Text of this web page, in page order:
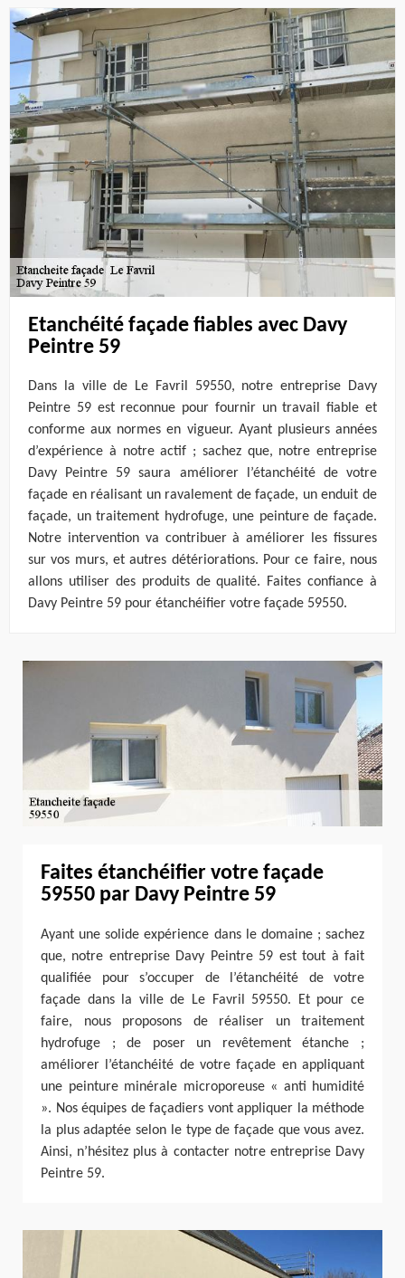
Etanchéité façade fiables avec Davy
Peintre 59
Dans la ville de Le Favril 59550, notre entreprise Davy
Peintre 59 est reconnue pour fournir un travail fiable et
conforme aux normes en vigueur. Ayant plusieurs années
d’expérience à notre actif ; sachez que, notre entreprise
Davy Peintre 59 saura améliorer l’étanchéité de votre
façade en réalisant un ravalement de façade, un enduit de
façade, un traitement hydrofuge, une peinture de façade.
Notre intervention va contribuer à améliorer les fissures
sur vos murs, et autres détériorations. Pour ce faire, nous
allons utiliser des produits de qualité. Faites confiance à
Davy Peintre 59 pour étanchéifier votre façade 59550.
Faites étanchéifier votre façade
59550 par Davy Peintre 59
Ayant une solide expérience dans le domaine ; sachez
que, notre entreprise Davy Peintre 59 est tout à fait
qualifiée pour s’occuper de l’étanchéité de votre
façade dans la ville de Le Favril 59550. Et pour ce
faire, nous proposons de réaliser un traitement
hydrofuge ; de poser un revêtement étanche ;
améliorer l’étanchéité de votre façade en appliquant
une peinture minérale microporeuse « anti humidité
». Nos équipes de façadiers vont appliquer la méthode
la plus adaptée selon le type de façade que vous avez.
Ainsi, n’hésitez plus à contacter notre entreprise Davy
Peintre 59.